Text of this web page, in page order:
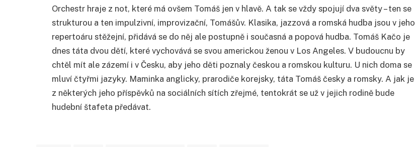
Orchestr hraje z not, které má ovšem Tomáš jen v hlavě. A tak se vždy spojují dva světy – ten se
strukturou a ten impulzivní, improvizační, Tomášův. Klasika, jazzová a romská hudba jsou v jeho
repertoáru stěžejní, přidává se do něj ale postupně i současná a popová hudba. Tomáš Kačo je
dnes táta dvou dětí, které vychovává se svou americkou ženou v Los Angeles. V budoucnu by
chtěl mít ale zázemí i v Česku, aby jeho děti poznaly českou a romskou kulturu. U nich doma se
mluví čtyřmi jazyky. Maminka anglicky, prarodiče korejsky, táta Tomáš česky a romsky. A jak je
z některých jeho příspěvků na sociálních sítích zřejmé, tentokrát se už v jejich rodině bude
hudební štafeta předávat.